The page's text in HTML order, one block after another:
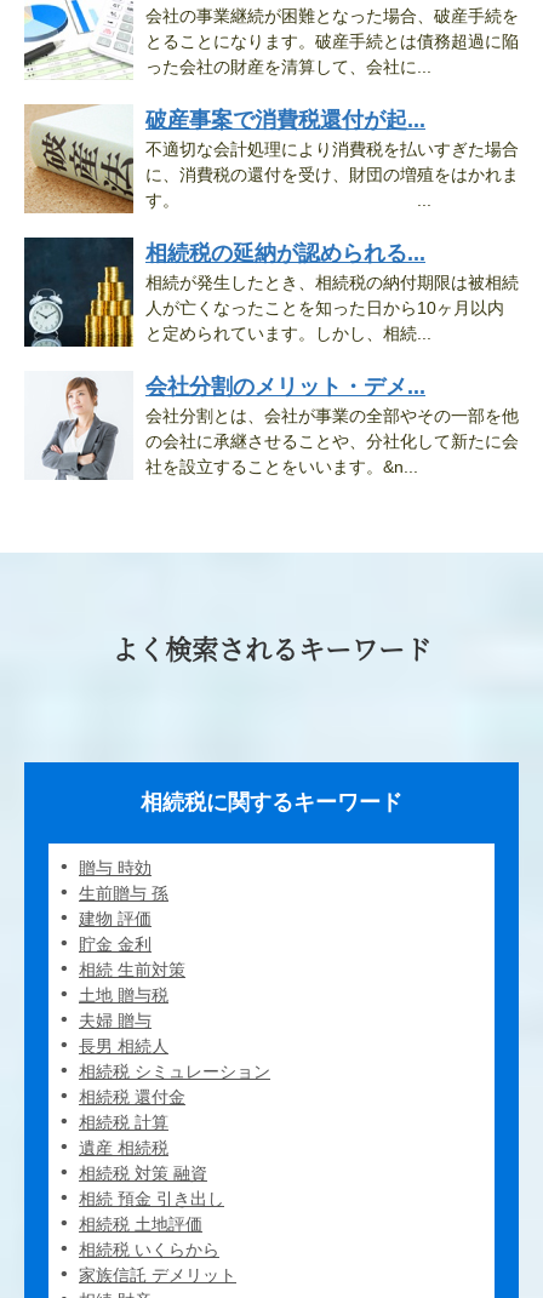
会社の事業継続が困難となった場合、破産手続を
とることになります。破産手続とは債務超過に陥
った会社の財産を清算して、会社に...
破産事案で消費税還付が起...
不適切な会計処理により消費税を払いすぎた場合
に、消費税の還付を受け、財団の増殖をはかれま
す。 ...
相続税の延納が認められる...
相続が発生したとき、相続税の納付期限は被相続
人が亡くなったことを知った日から10ヶ月以内
と定められています。しかし、相続...
会社分割のメリット・デメ...
会社分割とは、会社が事業の全部やその一部を他
の会社に承継させることや、分社化して新たに会
社を設立することをいいます。&n...
よく検索されるキーワード
相続税に関するキーワード
贈与 時効
生前贈与 孫
建物 評価
貯金 金利
相続 生前対策
土地 贈与税
夫婦 贈与
長男 相続人
相続税 シミュレーション
相続税 還付金
相続税 計算
遺産 相続税
相続税 対策 融資
相続 預金 引き出し
相続税 土地評価
相続税 いくらから
家族信託 デメリット